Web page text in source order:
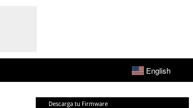
English
Descarga tu Firmware